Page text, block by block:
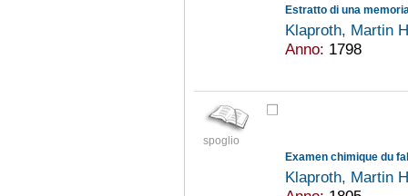
Estratto di una
Klaproth, Martin
Anno: 1798
spoglio
Examen chimique du
Klaproth, Martin